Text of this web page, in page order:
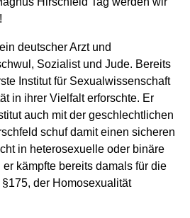
deutscher Arzt und
Sozialist und Jude. Bereits
Institut für Sexualwissenschaft
in ihrer Vielfalt erforschte. Er
auch mit der geschlechtlichen
schuf damit einen sicheren
in heterosexuelle oder binäre
kämpfte bereits damals für die
der Homosexualität